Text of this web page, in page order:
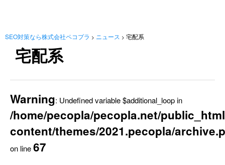
SEO対策なら株式会社ペコプラ > ニュース > 宅配系
宅配系
Warning: Undefined variable $additional_loop in
/home/pecopla/pecopla.net/
content/themes/2021.pecopla/
on line67